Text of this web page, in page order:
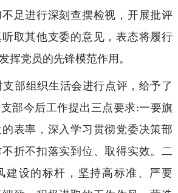
足进行深刻查摆检视，开展批评
取其他支委的意见，表态将履行
挥党员的先锋模范作用。
部组织生活会进行点评，给予了
部今后工作提出三点要求:一要旗
表率，深入学习贯彻党委决策部
折不扣落实到位、取得实效。二
建设的标杆，坚持高标准、严要